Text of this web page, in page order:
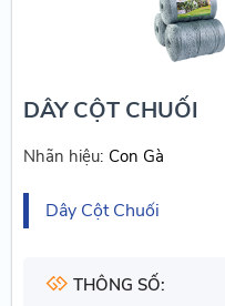
DÂY CỘT CHUỐI
Nhãn hiệu: Con Gà
Dây Cột Chuối
THÔNG SỐ: